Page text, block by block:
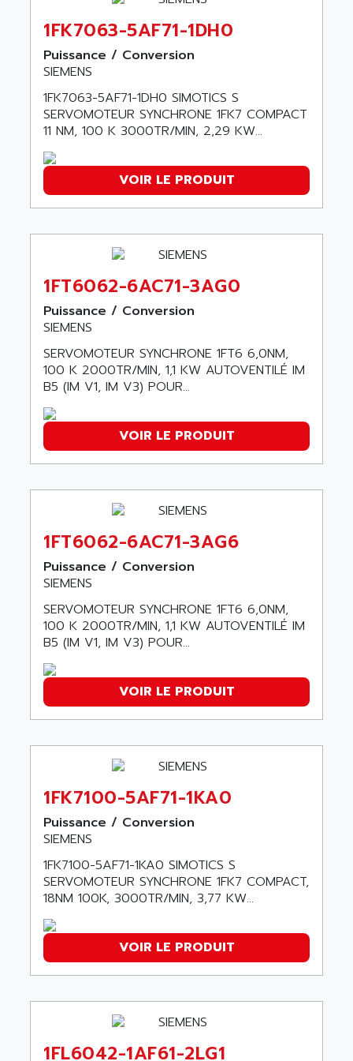
RAIL SWITCH
SBC
SIMATIC HMI
SIMATIC OPERATOR PANEL
APRIL 2000
APRIL 7000
SMC 50 / SMC 600
SMC 600
SMC50 / SMC600
SMC 25 et SMC 35
SMC25 et SMC35
PB80
WS SERIES
TSX COMPACT
984 SERIE
SIMODRIVE
TSX21
C350
PB15
C200
SMC200 / 500
NC
SYSMAC
SERVO MOTOR
PERMANENT MAGNET MOTOR
BPH
BSM SERIE
SIMODRIVE 210
SIMODRIVE 610
SIMODRIVE 650
SIMOREG
SINUMERIK 800
ABC VISION
ABD
ABG
ABL
ABL SURSUM
ABLE SYSTEMS
ABLIC
ABOUTBATTERIE
ABS COMPUTERS
ABS SYSTEM
ABSOCODER
ABUS
ABUS ELECTRONIC
AC
AC AUTOMATION
AC SMARTMOTION
ACARD
ACCES
ACCESS
ACCROSSER
ACCU
ACCUCELL
ACCU-SORT SYSTEMS
ACDC
ACEDIS
ACINDUCTO
ACMA
ACOBAL
ACOOL
ACOPIAN
ACQUIDUC
ACROMAG
ACS MOTION CONTROL
ACTIA
1FK7063-5AF71-1DH0
Puissance / Conversion
SIEMENS
1FK7063-5AF71-1DH0 SIMOTICS S
SERVOMOTEUR SYNCHRONE 1FK7 COMPACT
11 NM, 100 K 3000TR/MIN, 2,29 KW...
VOIR LE PRODUIT
1FT6062-6AC71-3AG0
Puissance / Conversion
SIEMENS
SERVOMOTEUR SYNCHRONE 1FT6 6,0NM,
100 K 2000TR/MIN, 1,1 KW AUTOVENTILÉ IM
B5 (IM V1, IM V3) POUR...
VOIR LE PRODUIT
1FT6062-6AC71-3AG6
Puissance / Conversion
SIEMENS
SERVOMOTEUR SYNCHRONE 1FT6 6,0NM,
100 K 2000TR/MIN, 1,1 KW AUTOVENTILÉ IM
B5 (IM V1, IM V3) POUR...
VOIR LE PRODUIT
1FK7100-5AF71-1KA0
Puissance / Conversion
SIEMENS
1FK7100-5AF71-1KA0 SIMOTICS S
SERVOMOTEUR SYNCHRONE 1FK7 COMPACT,
18NM 100K, 3000TR/MIN, 3,77 KW...
VOIR LE PRODUIT
1FL6042-1AF61-2LG1